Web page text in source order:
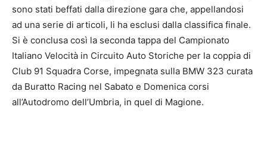
sono stati beffati dalla direzione gara che, appellandosi
ad una serie di articoli, li ha esclusi dalla classifica finale.
Si è conclusa così la seconda tappa del Campionato
Italiano Velocità in Circuito Auto Storiche per la coppia di
Club 91 Squadra Corse, impegnata sulla BMW 323 curata
da Buratto Racing nel Sabato e Domenica corsi
all’Autodromo dell’Umbria, in quel di Magione.